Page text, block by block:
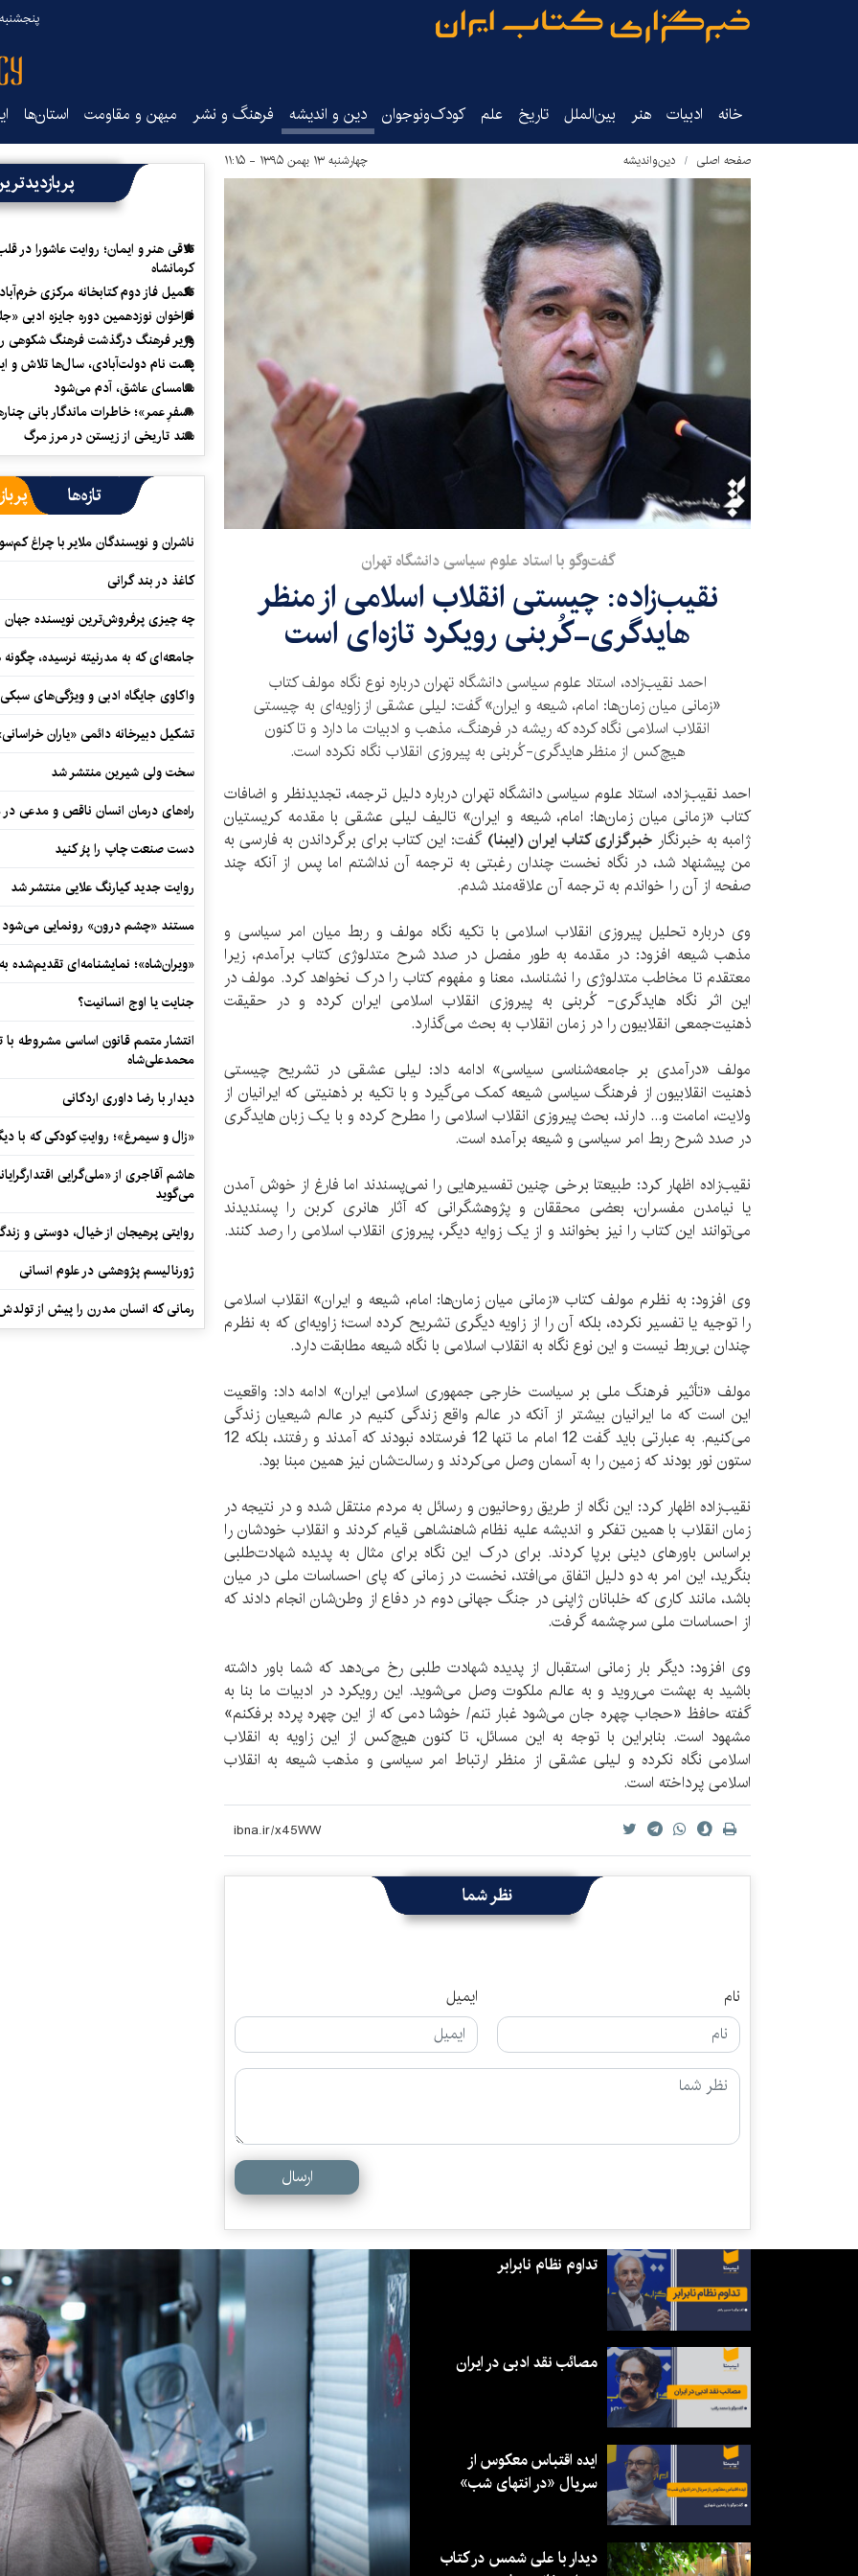
پنجشنبه ۱۵ مرداد ۱۴۰۵
خانه ادبیات هنر بین‌الملل تاریخ‌ علم کودک‌ونوجوان دین و اندیشه فرهنگ و نشر میهن و مقاومت استان‌ها
صفحه اصلی دین‌واندیشه چهارشنبه ۱۳ بهمن ۱۳۹۵ - ۱۱:۱۵
گفت‌وگو با استاد علوم سیاسی دانشگاه تهران
نقیب‌زاده: چیستی انقلاب اسلامی از منظر
هایدگری-کُربنی رویکرد تازه‌ای است
احمد نقیب‌زاده، استاد علوم سیاسی دانشگاه تهران درباره نوع نگاه مولف کتاب
«زمانی میان زمان‌ها: امام، شیعه و ایران» گفت: لیلی عشقی از زاویه‌ای به چیستی
انقلاب اسلامی نگاه کرده که ریشه در فرهنگ، مذهب و ادبیات ما دارد و تا کنون
هیچ‌کس از منظر هایدگری-کُربنی به پیروزی انقلاب نگاه نکرده است.
احمد نقیب‌زاده، استاد علوم سیاسی دانشگاه تهران درباره دلیل ترجمه، تجدیدنظر و اضافات
کتاب «زمانی میان زمان‌ها: امام، شیعه و ایران» تالیف لیلی عشقی با مقدمه کریستیان
ژامبه به خبرنگار خبرگزاری کتاب ایران (ایبنا) گفت: این کتاب برای برگرداندن به فارسی به
من پیشنهاد شد، در نگاه نخست چندان رغبتی به ترجمه آن نداشتم اما پس از آنکه چند
صفحه از آن را خواندم به ترجمه آن علاقه‌مند شدم.
وی درباره تحلیل پیروزی انقلاب اسلامی با تکیه نگاه مولف و ربط میان امر سیاسی و
مذهب شیعه افزود: در مقدمه به طور مفصل در صدد شرح متدلوژی کتاب برآمدم، زیرا
معتقدم تا مخاطب متدلوژی را نشناسد، معنا و مفهوم کتاب را درک نخواهد کرد. مولف در
این اثر نگاه هایدگری- کُربنی به پیروزی انقلاب اسلامی ایران کرده و در حقیقت
ذهنیت‌جمعی انقلابیون را در زمان انقلاب به بحث می‌گذارد.
مولف «درآمدی بر جامعه‌شناسی سیاسی» ادامه داد: لیلی عشقی در تشریح چیستی
ذهنیت انقلابیون از فرهنگ سیاسی شیعه کمک می‌گیرد و با تکیه بر ذهنیتی که ایرانیان از
ولایت، امامت و... دارند، بحث پیروزی انقلاب اسلامی را مطرح کرده و با یک زبان هایدگری
در صدد شرح ربط امر سیاسی و شیعه برآمده است.
نقیب‌زاده اظهار کرد: طبیعتا برخی چنین تفسیرهایی را نمی‌پسندند اما فارغ از خوش آمدن
یا نیامدن مفسران، بعضی محققان و پژوهشگرانی که آثار هانری کربن را پسندیدند
می‌توانند این کتاب را نیز بخوانند و از یک زوایه دیگر، پیروزی انقلاب اسلامی را رصد کنند.
وی افزود: به نظرم مولف کتاب «زمانی میان زمان‌ها: امام، شیعه و ایران» انقلاب اسلامی
را توجیه یا تفسیر نکرده، بلکه آن را از زاویه دیگری تشریح کرده است؛ زاویه‌ای که به نظرم
چندان بی‌ربط نیست و این نوع نگاه به انقلاب اسلامی با نگاه شیعه مطابقت دارد.
مولف «تأثیر فرهنگ ملی بر سیاست خارجی جمهوری اسلامی ایران» ادامه داد: واقعیت
این است که ما ایرانیان بیشتر از آنکه در عالم واقع زندگی کنیم در عالم شیعیان زندگی
می‌کنیم. به عبارتی باید گفت 12 امام ما تنها 12 فرستاده نبودند که آمدند و رفتند، بلکه 12
ستون نور بودند که زمین را به آسمان وصل می‌کردند و رسالت‌شان نیز همین مبنا بود.
نقیب‌زاده اظهار کرد: این نگاه از طریق روحانیون و رسائل به مردم منتقل شده و در نتیجه در
زمان انقلاب با همین تفکر و اندیشه علیه نظام شاهنشاهی قیام کردند و انقلاب خودشان را
براساس باورهای دینی برپا کردند. برای درک این نگاه برای مثال به پدیده شهادت‌طلبی
بنگرید، این امر به دو دلیل اتفاق می‌افتد، نخست در زمانی که پای احساسات ملی در میان
باشد، مانند کاری که خلبانان ژاپنی در جنگ جهانی دوم در دفاع از وطن‌شان انجام دادند که
از احساسات ملی سرچشمه گرفت.
وی افزود: دیگر بار زمانی استقبال از پدیده شهادت طلبی رخ می‌دهد که شما باور داشته
باشید به بهشت می‌روید و به عالم ملکوت وصل می‌شوید. این رویکرد در ادبیات ما بنا به
گفته حافظ «حجاب چهره جان می‌شود غبار تنم/ خوشا دمی که از این چهره پرده برفکنم»
مشهود است. بنابراین با توجه به این مسائل، تا کنون هیچ‌کس از این زاویه به انقلاب
اسلامی نگاه نکرده و لیلی عشقی از منظر ارتباط امر سیاسی و مذهب شیعه به انقلاب
اسلامی پرداخته است.
نظر شما
نام ایمیل
ارسال
تلاقی هنر و ایمان؛ روایت عاشورا در
کرمانشاه
تکمیل فاز دوم کتابخانه مرکزی
فراخوان نوزدهمین دوره جایزه ادبی
وزیر فرهنگ درگذشت فرهنگ شکوهی
پشت نام دولت‌آبادی، سال‌ها تلاش و
سامسای عاشق، آدم می‌شود
«سفرِ عمر»؛ خاطرات ماندگار بانی
سند تاریخی از زیستن در مرز مرگ
تازه‌ها
ناشران و نویسندگان ملایر با چراغ
کاغذ در بند گرانی
چه چیزی پرفروش‌ترین نویسنده جهان
جامعه‌ای که به مدرنیته نرسیده،
واکاوی جایگاه ادبی و ویژگی‌های
تشکیل دبیرخانه دائمی «یاران
سخت ولی شیرین منتشر شد
راه‌های درمان انسان ناقص و مدعی
دست صنعت چاپ را پرُ کنید
روایت جدید کیارنگ علایی منتشر شد
مستند «چشم درون» رونمایی می‌شود
«ویران‌شاه»؛ نمایشنامه‌ای تقدیم‌شده
جنایت یا اوج انسانیت؟
انتشار متمم قانون اساسی مشروطه
محمدعلی‌شاه
دیدار با رضا داوری اردکانی
«زال و سیمرغ»؛ روایتِ کودکی که با
هاشم آقاجری از «ملی‌گرایی
می‌گوید
روایتی پرهیجان از خیال، دوستی و
ژورنالیسم پژوهشی در علوم انسانی
رمانی که انسان مدرن را پیش از
تداوم نظام نابرابر
مصائب نقد ادبی در ایران
ایده اقتباس معکوس از
سریال «در انتهای شب»
دیدار با علی شمس در کتاب